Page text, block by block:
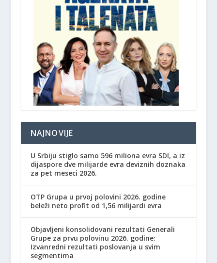
NAJNOVIJE
U Srbiju stiglo samo 596 miliona evra SDI, a iz
dijaspore dve milijarde evra deviznih doznaka
za pet meseci 2026.
OTP Grupa u prvoj polovini 2026. godine
beleži neto profit od 1,56 milijardi evra
Objavljeni konsolidovani rezultati Generali
Grupe za prvu polovinu 2026. godine:
Izvanredni rezultati poslovanja u svim
segmentima